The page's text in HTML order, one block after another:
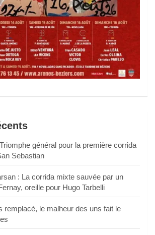
général pour la première corrida
Sebastian
: La corrida mixte sauvée par un
oreille pour Hugo Tarbelli
remplacé, le malheur des uns fait le